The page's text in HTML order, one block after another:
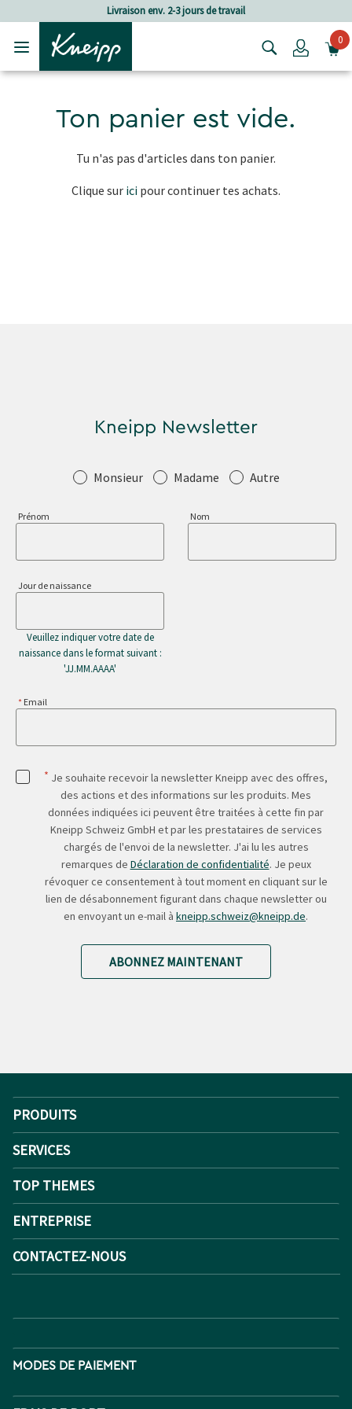
Passer au contenu principal
Passer au contenu du pied de page
Livraison env. 2-3 jours de travail
Login0
Ton panier est vide.
Tu n'as pas d'articles dans ton panier.
Clique sur ici pour continuer tes achats.
Kneipp Newsletter
SalutationMonsieur Madame Autre
Prénom Nom
Jour de naissance
Veuillez indiquer votre date de
naissance dans le format suivant :
'JJ.MM.AAAA'
Email
* Je souhaite recevoir la newsletter Kneipp avec des offres,
des actions et des informations sur les produits. Mes
données indiquées ici peuvent être traitées à cette fin par
Kneipp Schweiz GmbH et par les prestataires de services
chargés de l'envoi de la newsletter. J'ai lu les autres
remarques de Déclaration de confidentialité. Je peux
révoquer ce consentement à tout moment en cliquant sur le
lien de désabonnement figurant dans chaque newsletter ou
en envoyant un e-mail à kneipp.schweiz@kneipp.de.
ABONNEZ MAINTENANT
PRODUITS
SERVICES
TOP THEMES
ENTREPRISE
CONTACTEZ-NOUS
MODES DE PAIEMENT